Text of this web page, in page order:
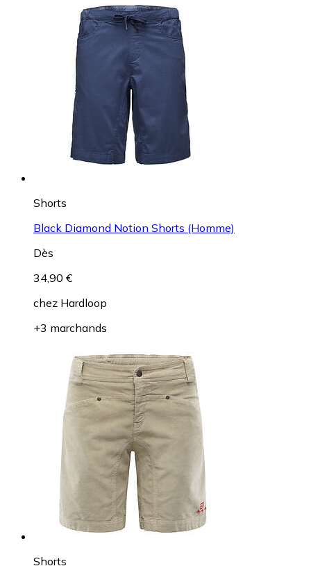
Shorts
Black Diamond Notion Shorts (Homme)
Dès
34,90 €
chez Hardloop
+3 marchands
Shorts